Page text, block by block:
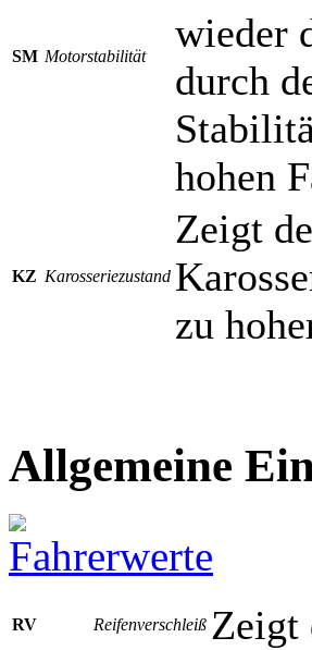
SM Motorstabilität
wieder
durch
hohen
KZ Karosseriezustand
Zeigt
zu
Allgemeine
RV Reifenverschleiß Zeigt